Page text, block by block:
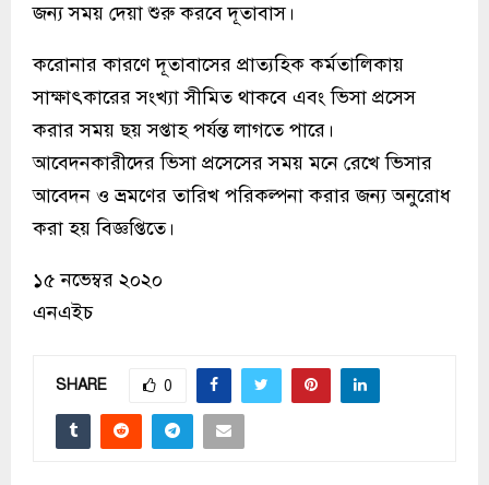
জন্য সময় দেয়া শুরু করবে দূতাবাস।
করোনার কারণে দূতাবাসের প্রাত্যহিক কর্মতালিকায়
সাক্ষাৎকারের সংখ্যা সীমিত থাকবে এবং ভিসা প্রসেস
করার সময় ছয় সপ্তাহ পর্যন্ত লাগতে পারে।
আবেদনকারীদের ভিসা প্রসেসের সময় মনে রেখে ভিসার
আবেদন ও ভ্রমণের তারিখ পরিকল্পনা করার জন্য অনুরোধ
করা হয় বিজ্ঞপ্তিতে।
১৫ নভেম্বর ২০২০
এনএইচ
SHARE 0